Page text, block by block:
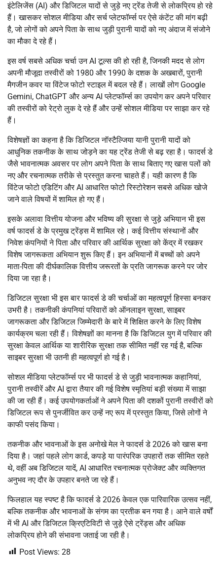
इंटेलिजेंस (AI) और डिजिटल यादों से जुड़े नए ट्रेंड तेजी से लोकप्रिय हो रहे
हैं। खासकर सोशल मीडिया और सर्च प्लेटफॉर्म्स पर ऐसे कंटेंट की मांग बढ़ी
है, जो लोगों को अपने पिता के साथ जुड़ी पुरानी यादों को नए अंदाज में संजोने
का मौका दे रहे हैं।
इस वर्ष सबसे अधिक चर्चा उन AI टूल्स की हो रही है, जिनकी मदद से लोग
अपनी मौजूदा तस्वीरों को 1980 और 1990 के दशक के अखबारों, पुरानी
मैगजीन कवर या विंटेज फोटो स्टाइल में बदल रहे हैं। लाखों लोग Google
Gemini, ChatGPT और अन्य AI प्लेटफॉर्म्स का उपयोग कर अपने परिवार
की तस्वीरों को रेट्रो लुक दे रहे हैं और उन्हें सोशल मीडिया पर साझा कर रहे
हैं।
विशेषज्ञों का कहना है कि डिजिटल नॉस्टैल्जिया यानी पुरानी यादों को
आधुनिक तकनीक के साथ जोड़ने का यह ट्रेंड तेजी से बढ़ रहा है। फादर्स डे
जैसे भावनात्मक अवसर पर लोग अपने पिता के साथ बिताए गए खास पलों को
नए और रचनात्मक तरीके से प्रस्तुत करना चाहते हैं। यही कारण है कि
विंटेज फोटो एडिटिंग और AI आधारित फोटो रिस्टोरेशन सबसे अधिक खोजे
जाने वाले विषयों में शामिल हो गए हैं।
इसके अलावा वित्तीय योजना और भविष्य की सुरक्षा से जुड़े अभियान भी इस
वर्ष फादर्स डे के प्रमुख ट्रेंड्स में शामिल रहे। कई वित्तीय संस्थानों और
निवेश कंपनियों ने पिता और परिवार की आर्थिक सुरक्षा को केंद्र में रखकर
विशेष जागरूकता अभियान शुरू किए हैं। इन अभियानों में बच्चों को अपने
माता-पिता की दीर्घकालिक वित्तीय जरूरतों के प्रति जागरूक करने पर जोर
दिया जा रहा है।
डिजिटल सुरक्षा भी इस बार फादर्स डे की चर्चाओं का महत्वपूर्ण हिस्सा बनकर
उभरी है। तकनीकी कंपनियां परिवारों को ऑनलाइन सुरक्षा, साइबर
जागरूकता और डिजिटल जिम्मेदारी के बारे में शिक्षित करने के लिए विशेष
कार्यक्रम चला रही हैं। विशेषज्ञों का मानना है कि डिजिटल युग में परिवार की
सुरक्षा केवल आर्थिक या शारीरिक सुरक्षा तक सीमित नहीं रह गई है, बल्कि
साइबर सुरक्षा भी उतनी ही महत्वपूर्ण हो गई है।
सोशल मीडिया प्लेटफॉर्म्स पर भी फादर्स डे से जुड़ी भावनात्मक कहानियां,
पुरानी तस्वीरें और AI द्वारा तैयार की गई विशेष स्मृतियां बड़ी संख्या में साझा
की जा रही हैं। कई उपयोगकर्ताओं ने अपने पिता की दशकों पुरानी तस्वीरों को
डिजिटल रूप से पुनर्जीवित कर उन्हें नए रूप में प्रस्तुत किया, जिसे लोगों ने
काफी पसंद किया।
तकनीक और भावनाओं के इस अनोखे मेल ने फादर्स डे 2026 को खास बना
दिया है। जहां पहले लोग कार्ड, कपड़े या पारंपरिक उपहारों तक सीमित रहते
थे, वहीं अब डिजिटल यादें, AI आधारित रचनात्मक प्रोजेक्ट और व्यक्तिगत
अनुभव नए दौर के उपहार बनते जा रहे हैं।
फिलहाल यह स्पष्ट है कि फादर्स डे 2026 केवल एक पारिवारिक उत्सव नहीं,
बल्कि तकनीक और भावनाओं के संगम का प्रतीक बन गया है। आने वाले वर्षों
में भी AI और डिजिटल क्रिएटिविटी से जुड़े ऐसे ट्रेंड्स और अधिक
लोकप्रिय होने की संभावना जताई जा रही है।
Post Views: 28